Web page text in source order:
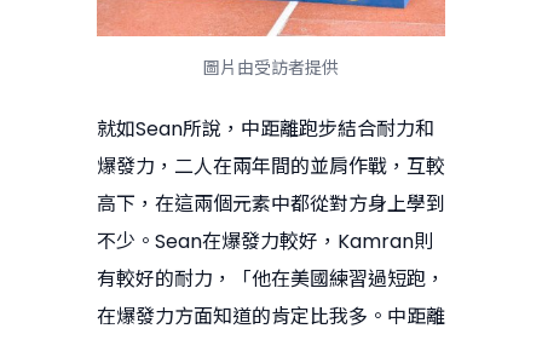
圖片由受訪者提供
就如Sean所說，中距離跑步結合耐力和
爆發力，二人在兩年間的並肩作戰，互較
高下，在這兩個元素中都從對方身上學到
不少。Sean在爆發力較好，Kamran則
有較好的耐力，「他在美國練習過短跑，
在爆發力方面知道的肯定比我多。中距離